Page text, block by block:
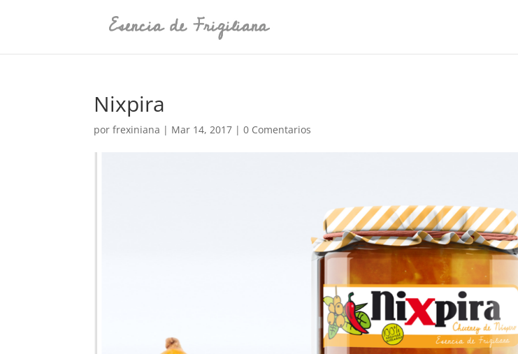
Nixpira
porfrexiniana | Mar 14, 2017 |0 Comentarios